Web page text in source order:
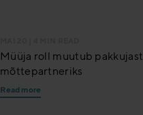
Müüja roll muutub pakkujast
mõttepartneriks
Read more